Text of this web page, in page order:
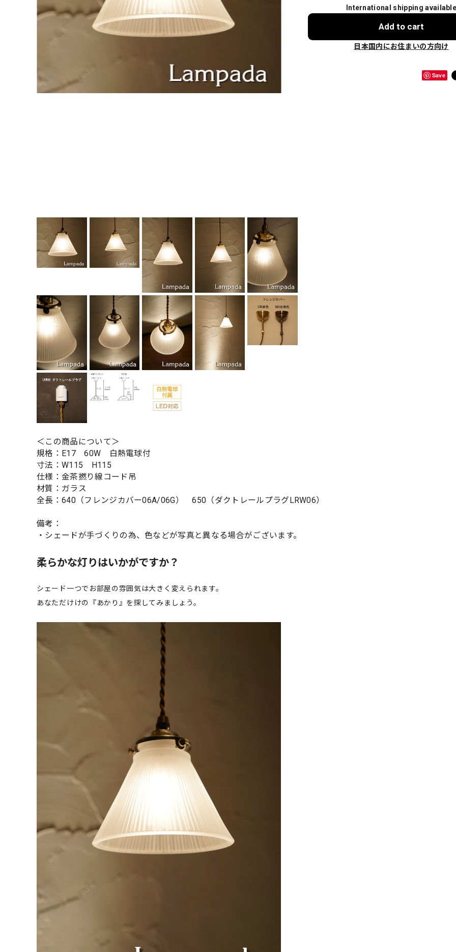
International shipping
Add to cart
日本国内にお住まいの方向け
Save
＜この商品について＞
規格：E17 60W 白熱電球付
寸法：W115 H115
仕様：金茶撚り線コード吊
材質：ガラス
全長：640（フレンジカバー06A/06G） 650（ダクトレールプラグLRW06）
備考：
・シェードが手づくりの為、色などが写真と異なる場合がございます。
柔らかな灯りはいかがですか？
シェード一つでお部屋の雰囲気は大きく変えられます。
あなただけけの『あかり』を探してみましょう。